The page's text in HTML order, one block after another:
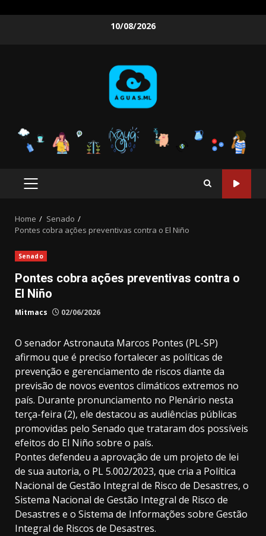
10/08/2026
PRIMARY
Home
Senado
Pontes cobra ações preventivas contra o El Niño
Senado
Pontes cobra ações preventivas contra o
El Niño
Mitmacs 02/06/2026
O senador Astronauta Marcos Pontes (PL-SP)
afirmou que é preciso fortalecer as políticas de
prevenção e gerenciamento de riscos diante da
previsão de novos eventos climáticos extremos no
país. Durante pronunciamento no Plenário nesta
terça-feira (2), ele destacou as audiências públicas
promovidas pelo Senado que trataram dos possíveis
efeitos do El Niño sobre o país.
Pontes defendeu a aprovação de um projeto de lei
de sua autoria, o PL 5.002/2023, que cria a Política
Nacional de Gestão Integral de Risco de Desastres, o
Sistema Nacional de Gestão Integral de Risco de
Desastres e o Sistema de Informações sobre Gestão
Integral de Riscos de Desastres.